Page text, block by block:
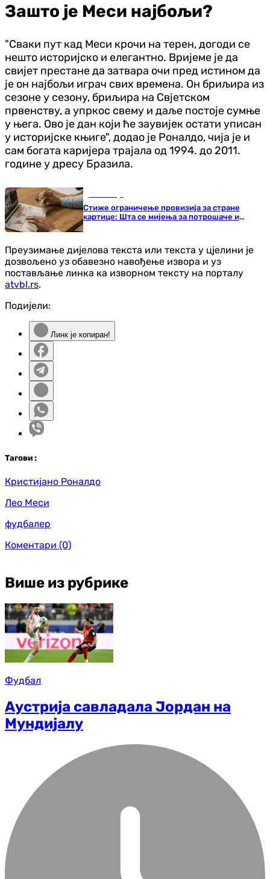
Зашто је Меси најбољи?
"Сваки пут кад Меси крочи на терен, догоди се
нешто историјско и елегантно. Вријеме је да
свијет престане да затвара очи пред истином да
је он најбољи играч свих времена. Он бриљира из
сезоне у сезону, бриљира на Свјетском
првенству, а упркос свему и даље постоје сумње
у њега. Ово је дан који ће заувијек остати уписан
у историјске књиге", додао је Роналдо, чија је и
сам богата каријера трајала од 1994. до 2011.
године у дресу Бразила.
Стиже ограничење провизија за стране
картице: Шта се мијења за потрошаче и
трговце?
Преузимање дијелова текста или текста у цјелини је
дозвољено уз обавезно навођење извора и уз
постављање линка ка изворном тексту на порталу
atvbl.rs.
Подијели:
Линк је копиран!
Тагови :
Кристијано Роналдо
Лео Меси
фудбалер
Коментари (0)
Више из рубрике
Фудбал
Аустрија савладала Јордан на
Мундијалу